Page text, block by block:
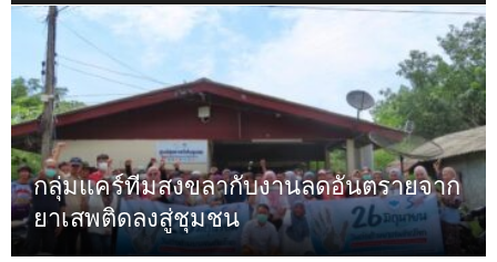
กลุ่มแคร์ทีมสงขลากับงานลดอันตรายจาก
ยาเสพติดลงสู่ชุมชน